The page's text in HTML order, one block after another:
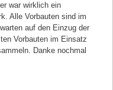
war wirklich ein
Alle Vorbauten sind im
auf den Einzug der
Vorbauten im Einsatz
Danke nochmal